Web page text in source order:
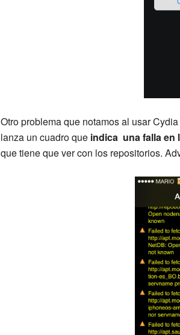
Otro problema que notamos al usar
lanza un cuadro que indica una falla en
que tiene que ver con los repositorios.